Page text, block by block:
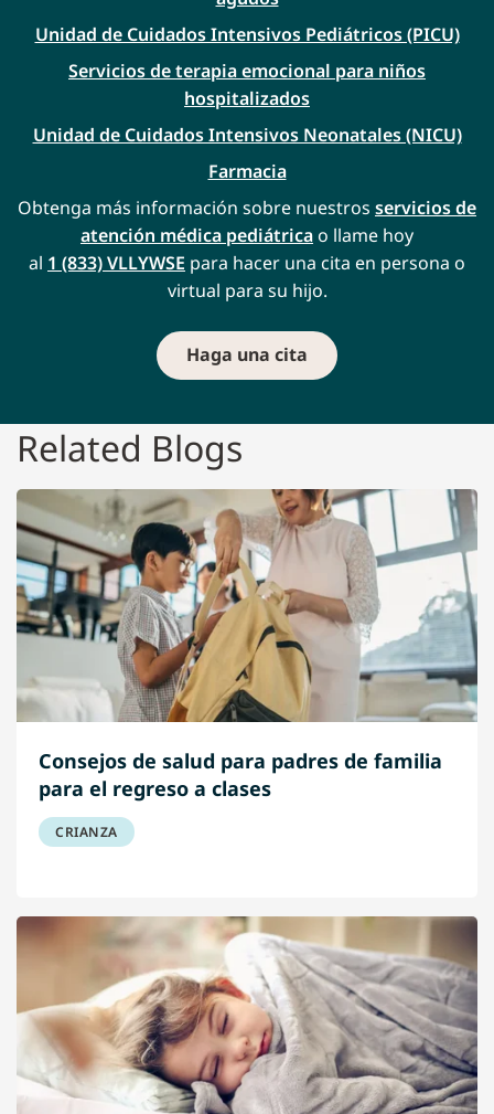
Unidad de Cuidados Intensivos Pediátricos (PICU)
Servicios de terapia emocional para niños
hospitalizados
Unidad de Cuidados Intensivos Neonatales (NICU)
Farmacia
Obtenga más información sobre nuestros servicios de
atención médica pediátricao llame hoy
al 1 (833) VLLYWSE para hacer una cita en persona o
virtual para su hijo.
Haga una cita
Related Blogs
Consejos de salud para padres de familia
para el regreso a clases
CRIANZA